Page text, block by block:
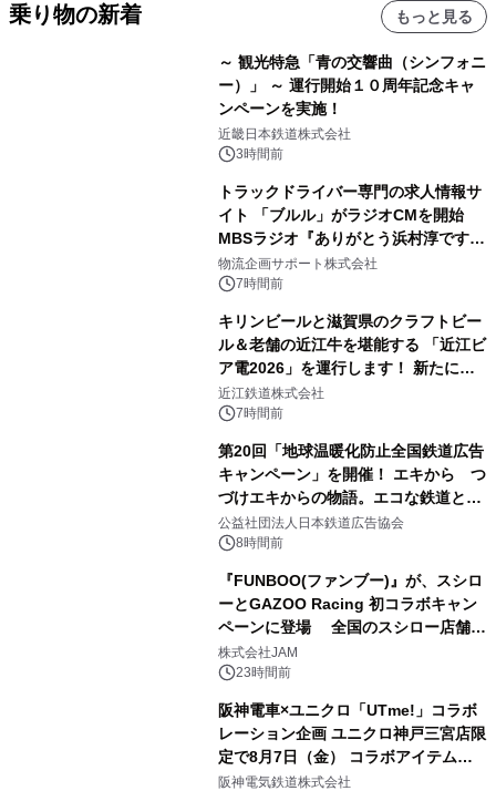
乗り物の新着 もっと見る
～ 観光特急「青の交響曲（シンフォニ
ー）」 ～ 運行開始１０周年記念キャ
ンペーンを実施！
近畿日本鉄道株式会社
3時間前
トラックドライバー専門の求人情報サ
イト 「ブルル」がラジオCMを開始
MBSラジオ『ありがとう浜村淳です』
にて8月1日(土)より
物流企画サポート株式会社
7時間前
キリンビールと滋賀県のクラフトビー
ル＆老舗の近江牛を堪能する 「近江ビ
ア電2026」を運行します！ 新たに
「長濱浪漫ビール」が参加！キリン一
番搾り飲み放題が復活！
近江鉄道株式会社
7時間前
第20回「地球温暖化防止全国鉄道広告
キャンペーン」を開催！ エキから つ
づけエキからの物語。エコな鉄道とと
もに。
公益社団法人日本鉄道広告協会
8時間前
『FUNBOO(ファンブー)』が、スシロ
ーとGAZOO Racing 初コラボキャン
ペーンに登場 全国のスシロー店舗で
GR 4車種の FUNBOO(ミニカー)付き
メニューが展開されます
株式会社JAM
23時間前
阪神電車×ユニクロ「UTme!」コラボ
レーション企画 ユニクロ神戸三宮店限
定で8月7日（金） コラボアイテムが
発売決定！
阪神電気鉄道株式会社